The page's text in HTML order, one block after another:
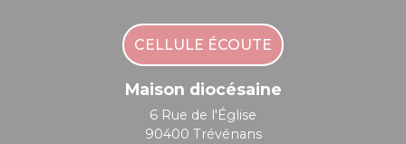
CELLULE ÉCOUTE
Maison diocésaine
6 Rue de l'Église
90400 Trévénans